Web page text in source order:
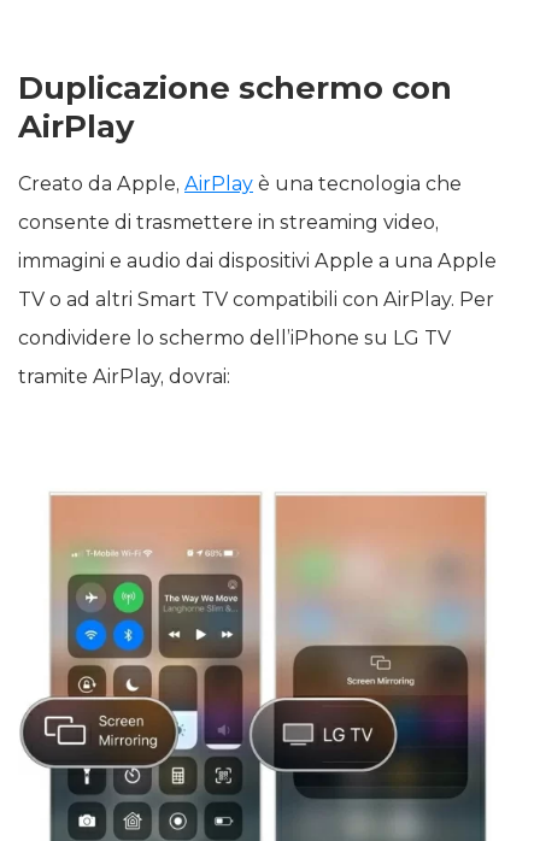
Duplicazione schermo con
AirPlay
Creato da Apple, AirPlay è una tecnologia che
consente di trasmettere in streaming video,
immagini e audio dai dispositivi Apple a una Apple
TV o ad altri Smart TV compatibili con AirPlay. Per
condividere lo schermo dell’iPhone su LG TV
tramite AirPlay, dovrai: